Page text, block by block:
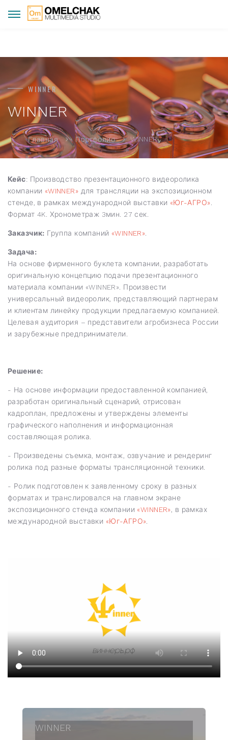
WINNER
WINNER
Главная Портфолио WINNER
Кейс: Производство презентационного видеоролика
компании «WINNER» для трансляции на экспозиционном
стенде, в рамках международной выставки «Юг-АГРО»
Формат 4K. Хронометраж 3мин. 27 сек.
Заказчик: Группа компаний «WINNER»
Задача:
На основе фирменного буклета компании, разработать
оригинальную концепцию подачи презентационного
материала компании «WINNER». Произвести
универсальный видеоролик, представляющий партнерам
и клиентам линейку продукции предлагаемую компанией.
Целевая аудитория – представители агробизнеса России
и зарубежные предприниматели.
Решение:
- На основе информации предоставленной компанией,
разработан оригинальный сценарий, отрисован
кадроплан, предложены и утверждены элементы
графического наполнения и информационная
составляющая ролика.
- Произведены съемка, монтаж, озвучание и рендеринг
ролика под разные форматы трансляционной техники.
- Ролик подготовлен к заявленному сроку в разных
форматах и транслировался на главном экране
экспозиционного стенда компании«WINNER» , в рамках
международной выставки «Юг-АГРО»
WINNER